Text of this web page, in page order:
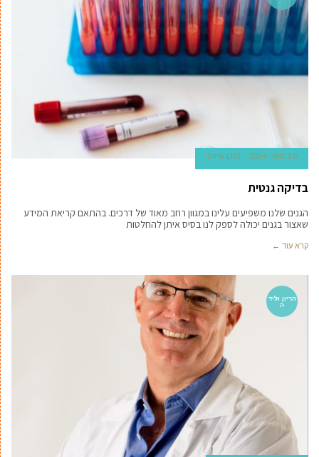
8 בינואר 2024 תוכן שיווקי
בדיקה גנטית
הגנים שלנו משפיעים עלינו במגוון רחב מאוד של דרכים. בהתאם קריאת המידע
שאצור בגנים יכולה לספק לנו בסיס איתן להחלטות
קרא עוד ←
הריון וליד
ה